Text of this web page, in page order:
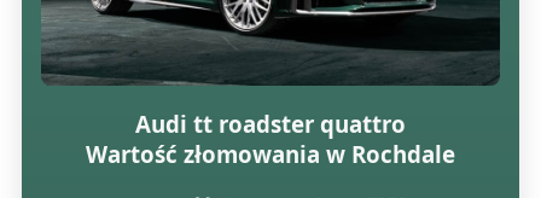
Audi tt roadster quattro
Wartość złomowania w Rochdale